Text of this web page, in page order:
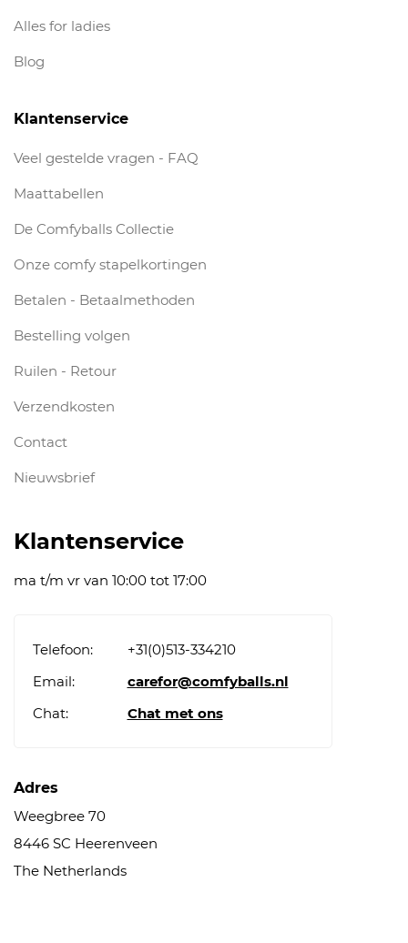
Alles for ladies
Blog
Klantenservice
Veel gestelde vragen - FAQ
Maattabellen
De Comfyballs Collectie
Onze comfy stapelkortingen
Betalen - Betaalmethoden
Bestelling volgen
Ruilen - Retour
Verzendkosten
Contact
Nieuwsbrief
Klantenservice
ma t/m vr van 10:00 tot 17:00
Telefoon:
Email:
Chat:
+31(0)513-334210
carefor@comfyballs.nl
Chat met ons
Adres
Weegbree 70
8446 SC Heerenveen
The Netherlands